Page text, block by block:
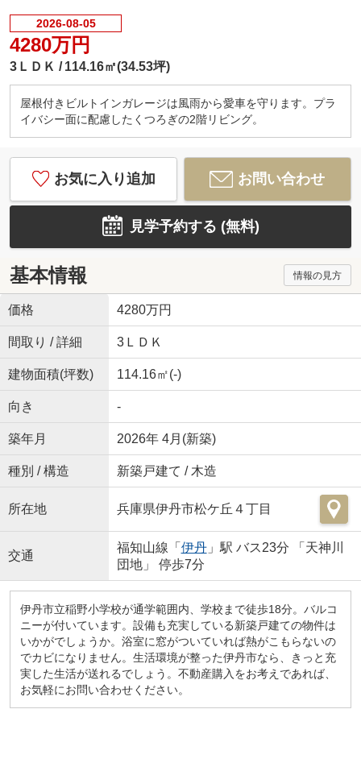
2026-08-05
4280万円
3ＬＤＫ 114.16㎡(34.53坪)
屋根付きビルトインガレージは風雨から愛車を守ります。プラ
イバシー面に配慮したくつろぎの2階リビング。
お気に入り追加 お問い合わせ
見学予約する (無料)
基本情報 情報の見方
価格 4280万円
間取り / 詳細 3ＬＤＫ
建物面積(坪数) 114.16㎡(-)
向き -
築年月 2026年 4月(新築)
種別 / 構造 新築戸建て / 木造
所在地 兵庫県伊丹市松ケ丘４丁目
交通
福知山線「 伊丹」駅 バス23分 「天神川
団地」 停歩7分
伊丹市立稲野小学校が通学範囲内、学校まで徒歩18分。バルコ
ニーが付いています。設備も充実している新築戸建ての物件は
いかがでしょうか。浴室に窓がついていれば熱がこもらないの
でカビになりません。生活環境が整った伊丹市なら、きっと充
実した生活が送れるでしょう。不動産購入をお考えであれば、
お気軽にお問い合わせください。